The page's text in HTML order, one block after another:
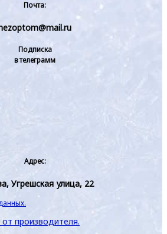
Почта:
Подписка
в телеграмм
Адрес:
Угрешская улица, 22
производителя.